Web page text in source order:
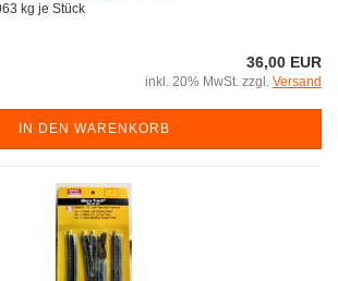
kg je Stück
36,00 EUR
inkl. 20% MwSt. zzgl. Versand
IN DEN WARENKORB